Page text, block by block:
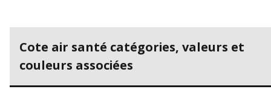
Cote air santé catégories, valeurs et
couleurs associées